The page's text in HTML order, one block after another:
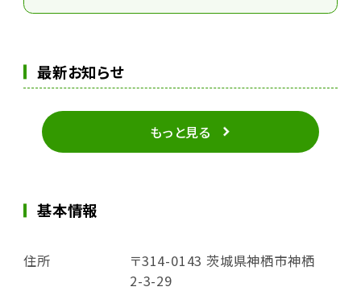
最新お知らせ
もっと見る
基本情報
住所
〒314-0143 茨城県神栖市神栖
2-3-29